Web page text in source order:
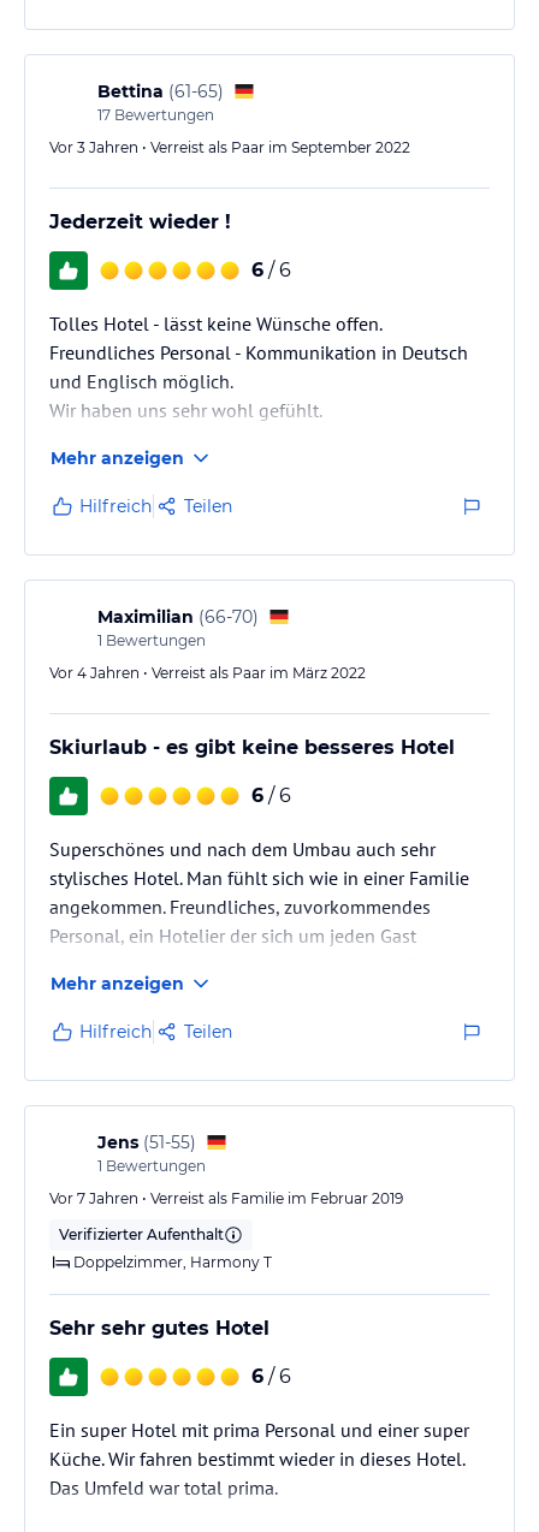
Bettina (61-65)
17 Bewertungen
Vor 3 Jahren • Verreist als Paar im September 2022
Jederzeit wieder !
6 / 6
Tolles Hotel - lässt keine Wünsche offen.
Freundliches Personal - Kommunikation in Deutsch
und Englisch möglich.
Wir haben uns sehr wohl gefühlt.
Mehr anzeigen
Hilfreich Teilen
Maximilian (66-70)
1 Bewertungen
Vor 4 Jahren • Verreist als Paar im März 2022
Skiurlaub - es gibt keine besseres Hotel
6 / 6
Superschönes und nach dem Umbau auch sehr
stylisches Hotel. Man fühlt sich wie in einer Familie
angekommen. Freundliches, zuvorkommendes
Personal, ein Hotelier der sich um jeden Gast
sehr gut und reichlich und die Zimmer sehr gepflegt.
Es gibt wirklich nichts an diesem Hotel auszusetzen.
Nachdem wir seit 20 Jahren dort unseren Skiurlaub
verbringen, ist die getroffene sehr sehr gute
Beurteilung des Hotels realistisch und
nachvollziehbar.
Mehr anzeigen
Hilfreich Teilen
Jens (51-55)
1 Bewertungen
Vor 7 Jahren • Verreist als Familie im Februar 2019
Verifizierter Aufenthalt
Doppelzimmer, Harmony T
Sehr sehr gutes Hotel
6 / 6
Ein super Hotel mit prima Personal und einer super
Küche. Wir fahren bestimmt wieder in dieses Hotel.
Das Umfeld war total prima.